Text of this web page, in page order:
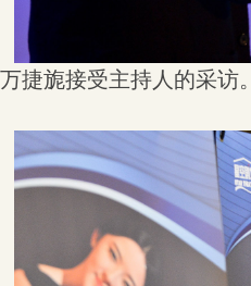
万捷旎接受主持人的采访。